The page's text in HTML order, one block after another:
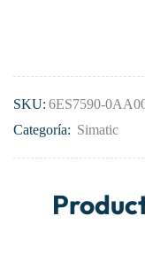
SKU: 6ES7590-
Categoría: Simatic